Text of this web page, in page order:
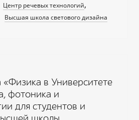
Центр речевых технологий
Высшая школа светового дизайна
в Университете
фотоника и
для студентов и